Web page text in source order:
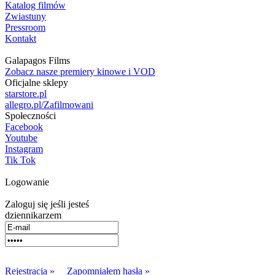
Katalog filmów
Zwiastuny
Pressroom
Kontakt
Galapagos Films
Zobacz nasze premiery kinowe i VOD
Oficjalne sklepy
starstore.pl
allegro.pl/Zafilmowani
Społeczności
Facebook
Youtube
Instagram
Tik Tok
Logowanie
Zaloguj się jeśli jesteś
dziennikarzem
Rejestracja » Zapomniałem hasła »